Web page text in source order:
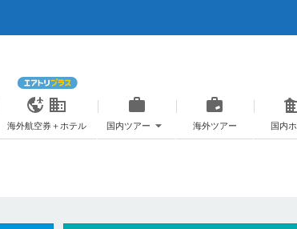
海外航空券＋ホテル 国内ツアー 海外ツアー 国内